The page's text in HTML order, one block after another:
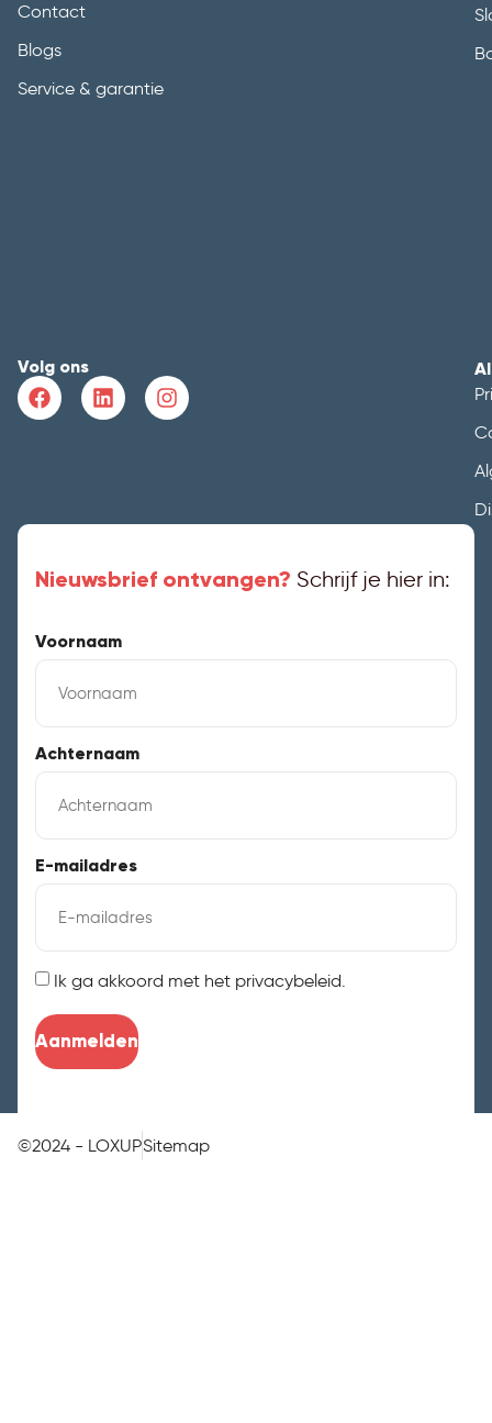
Contact
Blogs
Service & garantie
Volg ons
Nieuwsbrief ontvangen? Schrijf je hier in:
Voornaam
Achternaam
E-mailadres
Instemming
Ik ga akkoord met het privacybeleid.
Aanmelden
©2024 - LOXUPSitemap